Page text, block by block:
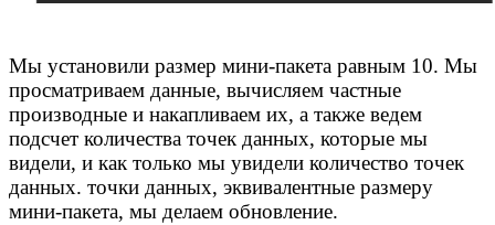
Мы установили размер мини-пакета равным 10. Мы
просматриваем данные, вычисляем частные
производные и накапливаем их, а также ведем
подсчет количества точек данных, которые мы
видели, и как только мы увидели количество точек
данных. точки данных, эквивалентные размеру
мини-пакета, мы делаем обновление.